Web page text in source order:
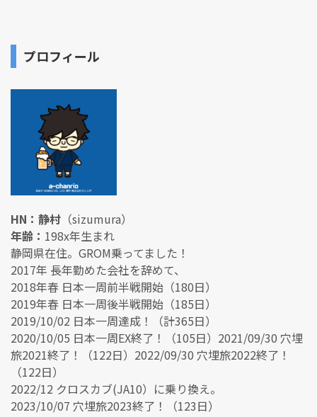
プロフィール
HN：静村 （sizumura）
年齢： 198x年生まれ
静岡県在住。GROM乗ってました！
2017年 長年勤めた会社を辞めて、
2018年春 日本一周前半戦開始（180日）
2019年春 日本一周後半戦開始（185日）
2019/10/02 日本一周達成！（計365日）
2020/10/05 日本一周EX終了！（105日）2021/09/30 穴埋
旅2021終了！（122日）2022/09/30 穴埋旅2022終了！
（122日）
2022/12 クロスカブ(JA10）に乗り換え。
2023/10/07 穴埋旅2023終了！（123日）